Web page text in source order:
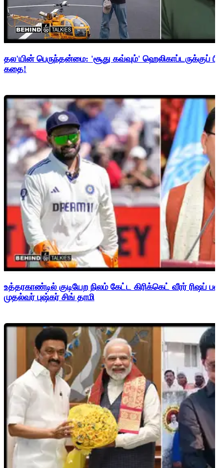
தல'யின் பெருந்தன்மை: 'சூது கவ்வும்' ஹெலிகாப்டருக்குப்
கதை!
உத்தரகாண்டில் குடியேற நிலம் கேட்ட கிரிக்கெட் வீரர்
முதல்வர் புஷ்கர் சிங் தாமி